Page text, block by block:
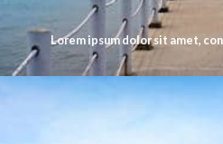
Lorem ipsum dolor sit amet,